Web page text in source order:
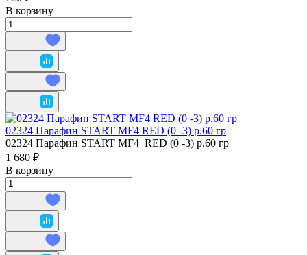
В корзину
02324 Парафин START MF4 RED (0 -3) р.60 гр
02324 Парафин START MF4 RED (0 -3) р.60 гр
1 680 ₽
В корзину